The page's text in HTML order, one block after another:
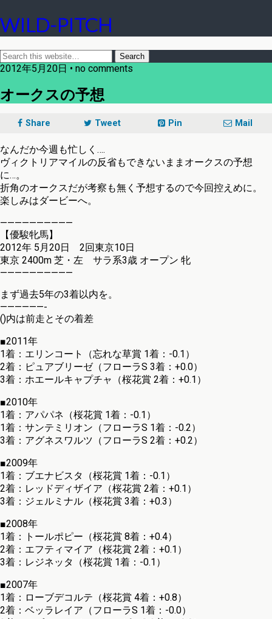
WILD-PITCH
2012年5月20日 • no comments
オークスの予想
Share Tweet Pin Mail
なんだか今週も忙しく….
ヴィクトリアマイルの反省もできないままオークスの予想
に…。
折角のオークスだが考察も無く予想するので今回控えめに。
楽しみはダービーへ。
——————————
【優駿牝馬】
2012年 5月20日 2回東京10日
東京 2400m 芝・左 サラ系3歳 オープン 牝
——————————
まず過去5年の3着以内を。
——————-
()内は前走とその着差
■2011年
1着：エリンコート（忘れな草賞 1着：-0.1）
2着：ピュアブリーゼ（フローラS 3着：+0.0）
3着：ホエールキャプチャ（桜花賞 2着：+0.1）
■2010年
1着：アパパネ（桜花賞 1着：-0.1）
1着：サンテミリオン（フローラS 1着：-0.2）
3着：アグネスワルツ（フローラS 2着：+0.2）
■2009年
1着：ブエナビスタ（桜花賞 1着：-0.1）
2着：レッドディザイア（桜花賞 2着：+0.1）
3着：ジェルミナル（桜花賞 3着：+0.3）
■2008年
1着：トールポピー（桜花賞 8着：+0.4）
2着：エフティマイア（桜花賞 2着：+0.1）
3着：レジネッタ（桜花賞 1着：-0.1）
■2007年
1着：ローブデコルテ（桜花賞 4着：+0.8）
2着：ベッラレイア（フローラS 1着：-0.0）